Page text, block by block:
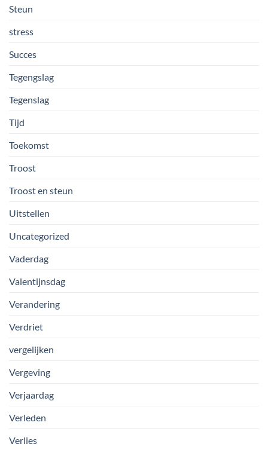
Steun
stress
Succes
Tegengslag
Tegenslag
Tijd
Toekomst
Troost
Troost en steun
Uitstellen
Uncategorized
Vaderdag
Valentijnsdag
Verandering
Verdriet
vergelijken
Vergeving
Verjaardag
Verleden
Verlies